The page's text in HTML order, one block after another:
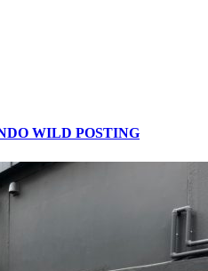
WILD POSTING